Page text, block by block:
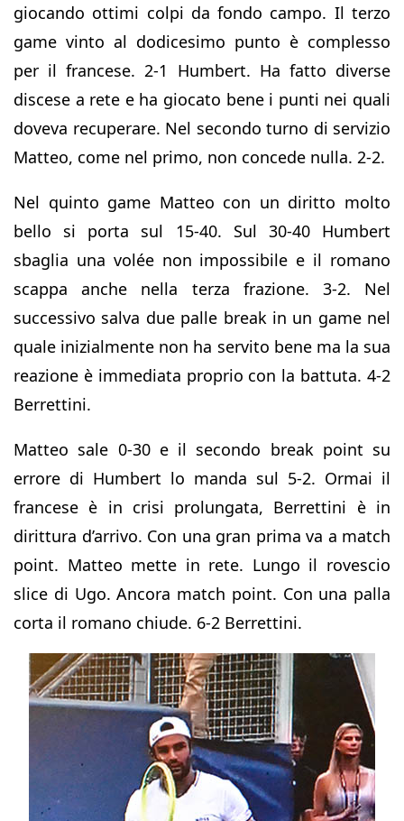
giocando ottimi colpi da fondo campo. Il terzo
game vinto al dodicesimo punto è complesso
per il francese. 2-1 Humbert. Ha fatto diverse
discese a rete e ha giocato bene i punti nei quali
doveva recuperare. Nel secondo turno di servizio
Matteo, come nel primo, non concede nulla. 2-2.
Nel quinto game Matteo con un diritto molto
bello si porta sul 15-40. Sul 30-40 Humbert
sbaglia una volée non impossibile e il romano
scappa anche nella terza frazione. 3-2. Nel
successivo salva due palle break in un game nel
quale inizialmente non ha servito bene ma la sua
reazione è immediata proprio con la battuta. 4-2
Berrettini.
Matteo sale 0-30 e il secondo break point su
errore di Humbert lo manda sul 5-2. Ormai il
francese è in crisi prolungata, Berrettini è in
dirittura d’arrivo. Con una gran prima va a match
point. Matteo mette in rete. Lungo il rovescio
slice di Ugo. Ancora match point. Con una palla
corta il romano chiude. 6-2 Berrettini.